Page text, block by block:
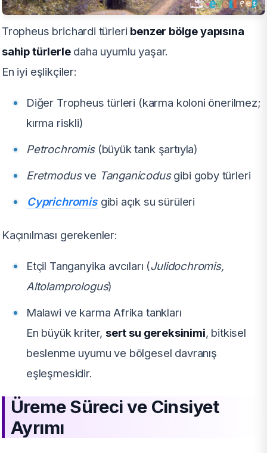
Tropheus brichardi türleri benzer bölge yapısına
sahip türlerledaha uyumlu yaşar.
En iyi eşlikçiler:
Diğer Tropheus türleri (karma koloni önerilmez;
kırma riskli)
Petrochromis(büyük tank şartıyla)
Eretmodusve Tanganicodusgibi goby türleri
Cyprichromisgibi açık su sürüleri
Kaçınılması gerekenler:
Etçil Tanganyika avcıları (Julidochromis,
Altolamprologus)
Malawi ve karma Afrika tankları
En büyük kriter,sert su gereksinimi, bitkisel
beslenme uyumu ve bölgesel davranış
eşleşmesidir.
Üreme Süreci ve Cinsiyet
Ayrımı